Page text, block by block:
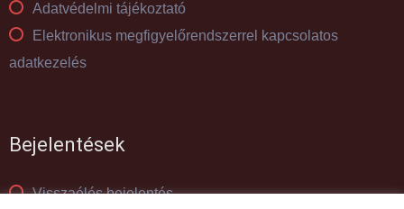
Adatvédelmi tájékoztató
Elektronikus megfigyelőrendszerrel kapcsolatos
adatkezelés
Bejelentések
Visszaélés bejelentés